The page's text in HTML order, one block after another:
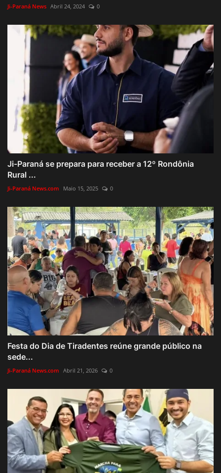
Ji-Paraná News Abril 24, 2024 0
Ji-Paraná se prepara para receber a 12º Rondônia
Rural ...
Ji-Paraná News.com Maio 15, 2025 0
Festa do Dia de Tiradentes reúne grande público na
sede...
Ji-Paraná News.com Abril 21, 2026 0